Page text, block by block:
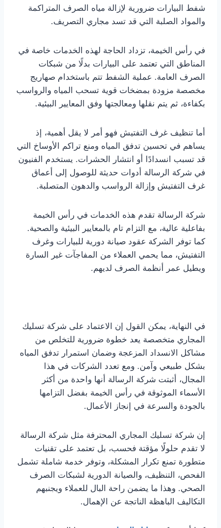
شفط البيارات ضرورية لإزالة مياه الصرف المتراكمة
والمواد الصلبة التي قد تسد مجاري التصريف.
في رأس الخيمة، تزداد الحاجة لهذه الخدمات خاصة في
المناطق التي تعتمد على البيارات بدلًا من شبكات
الصرف العامة. عملية الشفط تتم باستخدام صهاريج
مخصصة مزودة بمضخات قوية تسحب المياه والرواسب
بكفاءة، ثم يتم نقلها ومعالجتها وفق المعايير البيئية.
أما تنظيف غرف التفتيش فهو أمر لا يقل أهمية، إذ
يساهم في تحسين تدفق المياه ومنع تراكم الأوساخ التي
قد تسبب انسدادًا أو انتشار الحشرات. يستخدم الفنيون
في شركة الرسالة أدوات حديثة للوصول إلى أعماق
غرف التفتيش وإزالة الرواسب والدهون المتصلبة.
شركة الرسالة تقدم هذه الخدمات في رأس الخيمة
بفاعلية عالية، مع التزام تام بالمعايير البيئية والصحية.
كما توفر الشركة عقود صيانة دورية للبيارات وغرف
التفتيش، مما يحمي العملاء من المفاجآت غير السارة
ويطيل عمر أنظمة الصرف لديهم.
في النهاية، يمكن القول إن الاعتماد على شركة تسليك
المجاري متخصصة يعد خطوة ضرورية للتخلص من
مشاكل الانسداد المزعجة وضمان استمرار تدفق المياه
بشكل طبيعي وآمن. ومع تعدد الشركات في هذا
المجال، أثبتت شركة الرسالة أنها واحدة من أكثر
الأسماء الموثوقة في رأس الخيمة بفضل التزامها
بالجودة والسرعة في إنجاز الأعمال.
إن شركة تسليك المجاري المحترفة مثل شركة الرسالة
لا تقدم حلولًا مؤقتة فحسب، بل تعتمد على تقنيات
متطورة تمنع تكرار المشكلة، وتوفر خدمة شاملة تشمل
الفحص، التنظيف، والصيانة الدورية لشبكات الصرف
الصحي. وهذا ما يضمن راحة البال للعملاء ويجنبهم
التكاليف الباهظة الناتجة عن الإهمال.